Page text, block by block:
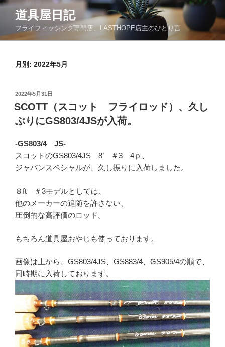
コ
ン
道具屋日記
フライフィッシング専門店、LASTHOPE店主のひとり言
月別: 2022年5月
投
稿
日:
2022年5月31日
SCOTT（スコット フライロッド）、久し
ぶりにGS803/4JSが入荷。
-GS803/4 JS-
スコットのGS803/4JS 8’ ＃3 4ｐ、
ジャパンスペシャルが、久し振りに入荷しました。
８ft ＃3モデルとしては、
他のメーカーの追随を許さない、
圧倒的な高評価のロッド。
もちろん道具屋おやじも使っております。
画像は上から、GS803/4JS、GS883/4、GS905/4の順で、
同時期に入荷しております。